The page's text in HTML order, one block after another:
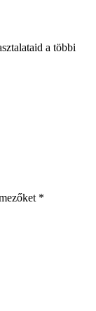
a többi
*